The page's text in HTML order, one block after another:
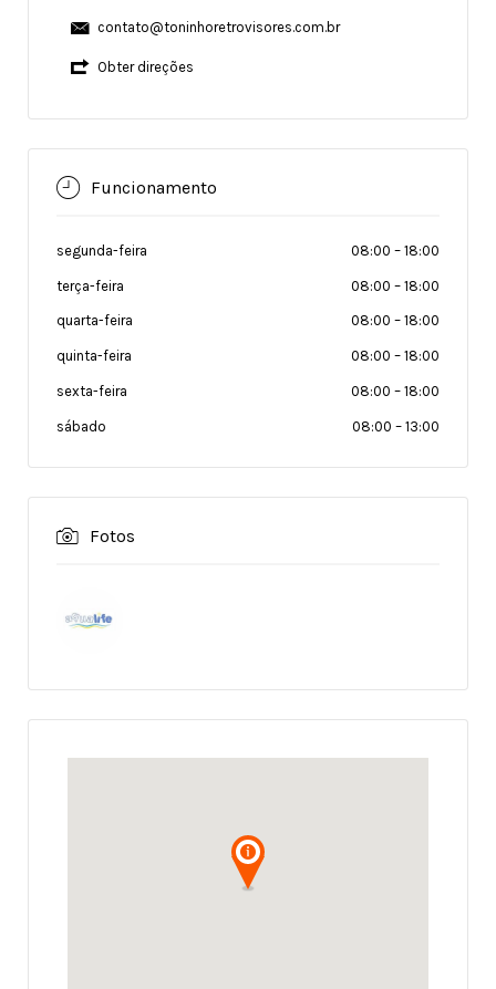
contato@toninhoretrovisores.com.br
Obter direções
Funcionamento
segunda-feira 08:00 – 18:00
terça-feira 08:00 – 18:00
quarta-feira 08:00 – 18:00
quinta-feira 08:00 – 18:00
sexta-feira 08:00 – 18:00
sábado 08:00 – 13:00
Fotos